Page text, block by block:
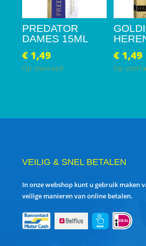
PREDATOR
DAMES 15ML
€1,49
Op voorraad
€ 1,49
Op
VEILIG & SNEL BETALEN
In onze webshop kunt u gebruik maken
veilige manieren van online betalen.